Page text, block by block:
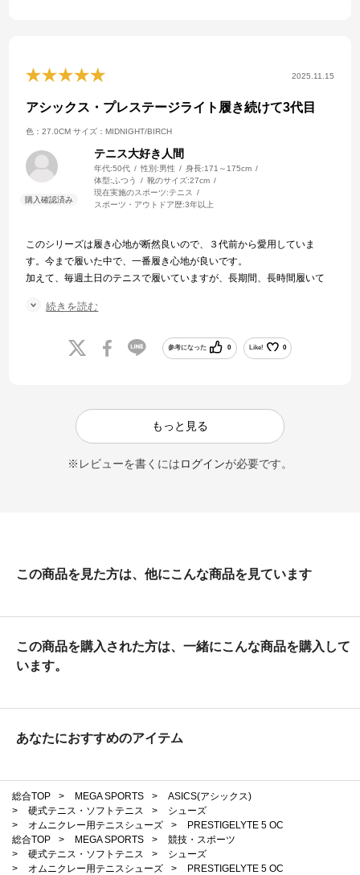
2025.11.15
アシックス・プレステージライト履き続けて3代目
色：27.0CM サイズ：MIDNIGHT/BIRCH
テニス大好き人間
年代:50代 性別:男性 身長:171～175cm
体型: ふつう 靴のサイズ:27cm
現在実施のスポーツ:テニス
スポーツ・アウトドア歴:3年以上
このシリーズは履き心地が断然良いので、３代前から愛用していま
す。今まで履いた中で、一番履き心地が良いです。
加えて、毎週土日のテニスで履いていますが、長期間、長時間履いて
今回購入したシューズは加えてホールド感が増していると感じまし
３代前を未だ普段靴として、犬の散歩時に履いていますが、いつ捨て
続きを読む
参考になった 0 Like! 0
もっと見る
※レビューを書くにはログインが必要です。
この商品を見た方は、他にこんな商品を見ています
この商品を購入された方は、一緒にこんな商品を購入して
います。
あなたにおすすめのアイテム
総合TOP > MEGA SPORTS >
ASICS(アシックス)
>
硬式テニス・ソフトテニス >
シューズ
>
オムニクレー用テニスシューズ >
PRESTIGELYTE 5 OC
総合TOP
> MEGA SPORTS >
競技・スポーツ
>
硬式テニス・ソフトテニス >
シューズ
>
オムニクレー用テニスシューズ >
PRESTIGELYTE 5 OC